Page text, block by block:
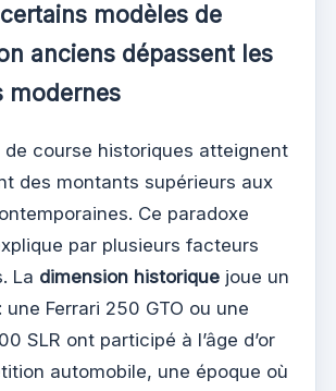
modèles de
anciens dépassent les
modernes
de course historiques atteignent
des montants supérieurs aux
Ce paradoxe
par plusieurs facteurs
La dimension historique joue un
Ferrari 250 GTO ou une
SLR ont participé à l’âge d’or
automobile, une époque où